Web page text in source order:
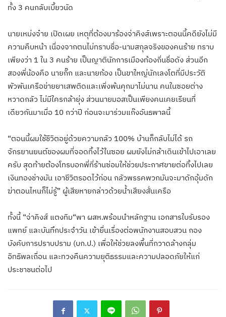
ทั้ง 3 คนกลับเบี้ยวนัด
นายเหม่งจ๋าย เปิดเผย เหตุที่ต้องมาร้องจ่าคิงส์เพราะตอนนี้คดียังไม่มี
ความคืบหน้า เนื่องจากตนไม่ทราบชื่อ-นามสกุลจริงของคนร้าย ทราบ
เพียงว่า 1 ใน 3 คนร้าย เป็นญาตินักการเมืองท้องถิ่นชื่อดัง ส่วนอีก
สองพี่น้องคือ นายกิ๊ก และนายก้อง เป็นขาใหญ่นักเลงโตที่มีประวัติ
พัวพันเครือข่ายยาเสพติดและเพิ่งพ้นคุกมาไม่นาน คนในซอยต่าง
หวาดกลัว ไม่มีใครกล้ายุ่ง ส่วนนายมอสเป็นเพียงคนเคยเรียนที่
เดียวกันมาเมื่อ 10 กว่าปี ก่อนจะมาร่วมแก๊งอันธพาลนี้
“ตอนนี้ผมใช้ชีวิตอยู่ด้วยความกลัว 100% บ้านก็กลับไม่ได้ รถ
จักรยานยนต์ของผมที่จอดทิ้งไว้ในซอย ผมยังไม่กล้าเดินเข้าไปเอาเลย
ครับ สุดท้ายต้องโทรบอกพี่ที่ร้านซ่อมให้ช่วยประกาศขายต่อทิ้งไปเลย
เงินทองช่างมัน เอาชีวิตรอดไว้ก่อน กลัวพรรคพวกมันจะมาดักอุ้มดัก
ฆ่าตอนไหนก็ไม่รู้” ผู้เสียหายกล่าวด้วยน้ำเสียงสั่นเครือ
ทั้งนี้ “จ่าคิงส์ แตงทิม“พา ผสห.พร้อมนำหลักฐาน เอกสารใบรับรอง
แพทย์ และบันทึกประจำวัน เข้ายื่นเรื่องต่อพนักงานสอบสวน กอง
บังคับการปราบปราม (บก.ป.) เพื่อให้ช่วยลงพื้นที่กวาดล้างกลุ่ม
อิทธิพลเถื่อน และทวงคืนความยุติธรรมและความปลอดภัยให้แก่
ประชาชนต่อไป